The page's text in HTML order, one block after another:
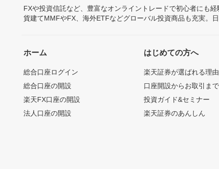
FXや投資信託など、豊富なオンライントレードで初心者にも
貨建てMMFやFX、海外ETFなどグローバル投資商品も充実。
ホーム
総合口座ログイン
総合口座の開設
楽天FX口座の開設
法人口座の開設
はじめての方へ
楽天証券が選ばれる理由
口座開設からお取引ま
投資ガイド&セミナー
楽天証券のあんしん